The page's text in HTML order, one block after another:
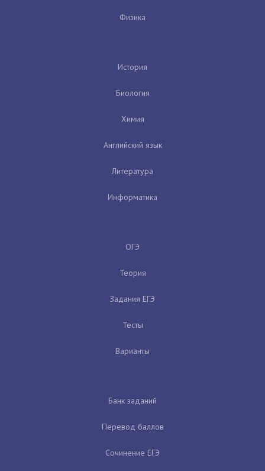
Физика
История
Биология
Химия
Английский язык
Литература
Информатика
ОГЭ
Теория
Задания ЕГЭ
Тесты
Варианты
Банк заданий
Перевод баллов
Сочинение ЕГЭ